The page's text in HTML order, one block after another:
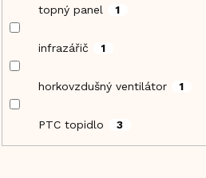
topný panel 1
infrazářič 1
horkovzdušný ventilátor 1
PTC topidlo 3